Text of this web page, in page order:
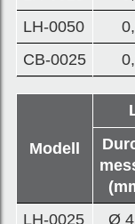
LH-0050
CB-0025
Modell
LH-0025 Ø